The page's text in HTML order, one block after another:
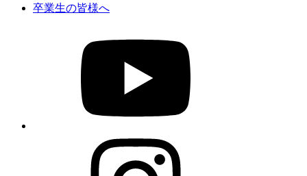
卒業生の皆様へ